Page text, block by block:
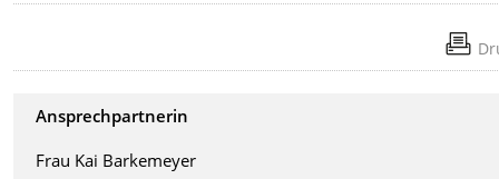
Ansprechpartnerin
Frau Kai Barkemeyer